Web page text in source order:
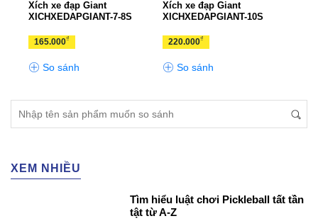
Xích xe đạp Giant
XICHXEDAPGIANT-7-8S
165.000₫
So sánh
Xích xe đạp Giant
XICHXEDAPGIANT-10S
220.000₫
So sánh
XEM NHIỀU
Tìm hiểu luật chơi Pickleball tất tần
tật từ A-Z